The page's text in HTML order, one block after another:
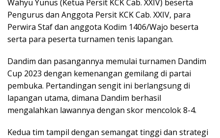
Wahyu Yunus (Ketua Persit KCK Cab. XXIV) beserta
Pengurus dan Anggota Persit KCK Cab. XXIV, para
Perwira Staf dan anggota Kodim 1406/Wajo beserta
serta para peserta turnamen tenis lapangan.
Dandim dan pasangannya memulai turnamen Dandim
Cup 2023 dengan kemenangan gemilang di partai
pembuka. Pertandingan sengit ini berlangsung di
lapangan utama, dimana Dandim berhasil
mengalahkan lawannya dengan skor mencolok 8-4.
Kedua tim tampil dengan semangat tinggi dan strategi